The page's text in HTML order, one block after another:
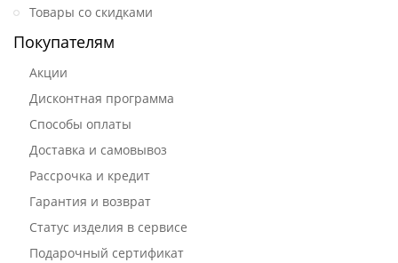
Товары со скидками
Покупателям
Акции
Дисконтная программа
Способы оплаты
Доставка и самовывоз
Рассрочка и кредит
Гарантия и возврат
Статус изделия в сервисе
Подарочный сертификат